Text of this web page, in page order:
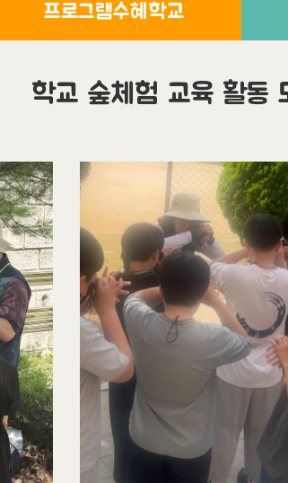
프로그램수혜학교
학교 숲체험 교육 활